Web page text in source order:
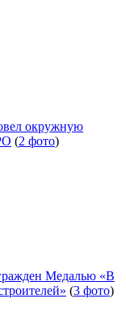
окружную
(2 фото)
Медалью «В
(3 фото)